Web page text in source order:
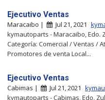
Ejecutivo Ventas
Maracaibo | Jul 21, 2021
kymautoparts - Maracaibo, Edo.
Categoría: Comercial / Ventas /
Promotores de venta Local...
Ejecutivo Ventas
Cabimas | Jul 21, 2021
kymautoparts - Cabimas, Edo.